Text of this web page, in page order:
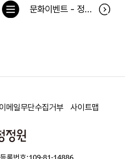
문화이벤트 - 정글라이프 8월 31일 공연 당첨자
목
이메일무단수집거부 사이트맵
록번호:109-81-14886